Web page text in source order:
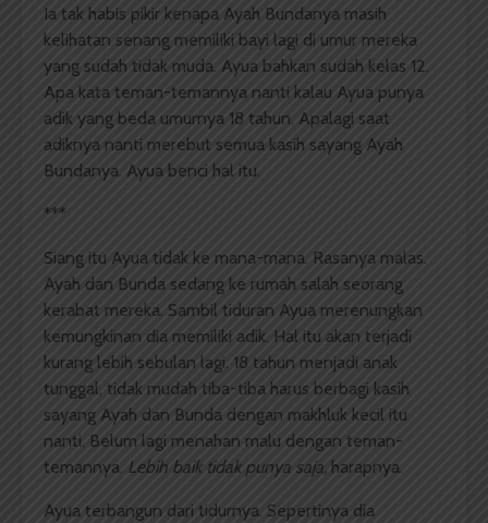
Ia tak habis pikir kenapa Ayah Bundanya masih
kelihatan senang memiliki bayi lagi di umur mereka
yang sudah tidak muda. Ayua bahkan sudah kelas 12.
Apa kata teman-temannya nanti kalau Ayua punya
adik yang beda umurnya 18 tahun. Apalagi saat
adiknya nanti merebut semua kasih sayang Ayah
Bundanya. Ayua benci hal itu.
***
Siang itu Ayua tidak ke mana-mana. Rasanya malas.
Ayah dan Bunda sedang ke rumah salah seorang
kerabat mereka. Sambil tiduran Ayua merenungkan
kemungkinan dia memiliki adik. Hal itu akan terjadi
kurang lebih sebulan lagi. 18 tahun menjadi anak
tunggal, tidak mudah tiba-tiba harus berbagi kasih
sayang Ayah dan Bunda dengan makhluk kecil itu
nanti. Belum lagi menahan malu dengan teman-
temannya. Lebih baik tidak punya saja, harapnya.
Ayua terbangun dari tidurnya. Sepertinya dia